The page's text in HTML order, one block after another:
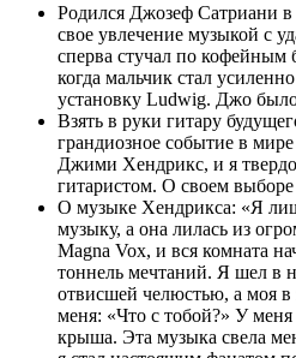
Родился Джозеф Сатриани
свое увлечение музыкой с
сперва стучал по кофейным
когда мальчик стал
установку Ludwig. Джо было
Взять в руки гитару
грандиозное событие в
Джими Хендрикс, и я
гитаристом. О своем
О музыке Хендрикса: «Я
музыку, а она лилась из
Magna Vox, и вся комната
тоннель мечтаний. Я шел в
отвисшей челюстью, а моя в
меня: «Что с тобой?» У
крыша. Эта музыка свела